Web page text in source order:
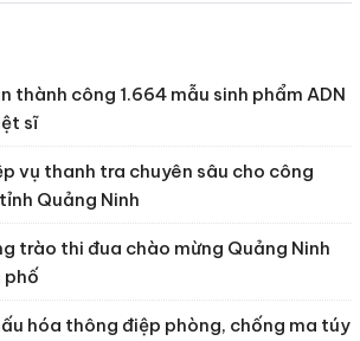
thành công 1.664 mẫu sinh phẩm ADN
sĩ
vụ thanh tra chuyên sâu cho công
Quảng Ninh
trào thi đua chào mừng Quảng Ninh
phố
hóa thông điệp phòng, chống ma túy